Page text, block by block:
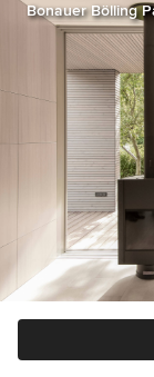
Bonauer Bölling